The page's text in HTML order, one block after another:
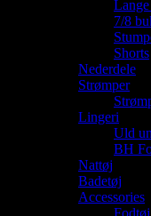
7/8
Shorts
Nederdele
Strømper
Lingeri
Uld
BH
Nattøj
Badetøj
Accessories
Fodtøj